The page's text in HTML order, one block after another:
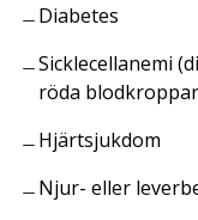
Diabetes
Sicklecellanemi
röda
Hjärtsjukdom
Njur- eller